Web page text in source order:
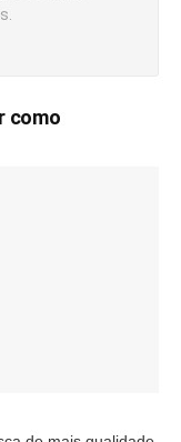
como